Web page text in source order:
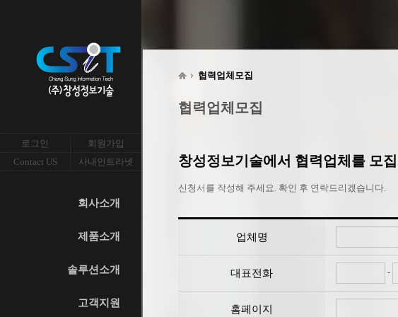
로그인
회원가입
Contact US
사내인트라넷
회사소개
제품소개
솔루션소개
고객지원
협력업체모집
협력업체모집
창성정보기술에서 협력업체를 모
신청서를 작성해 주세요. 확인 후 연락드리겠습니다.
업체명
대표전화 -
홈페이지